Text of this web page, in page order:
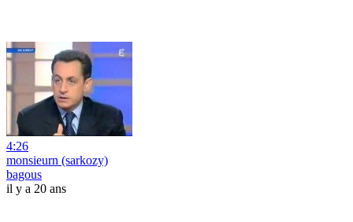
4:26
monsieurn (sarkozy)
bagous
il y a 20 ans